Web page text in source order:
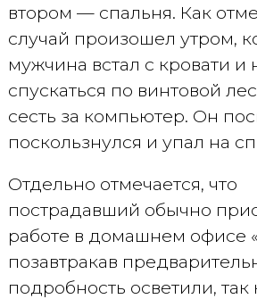
втором — спальня. Как
случай произошел утром,
мужчина встал с кровати и
спускаться по винтовой
сесть за компьютер. Он
поскользнулся и упал на
Отдельно отмечается, что
пострадавший обычно
работе в домашнем офисе
позавтракав
подробность осветили, так